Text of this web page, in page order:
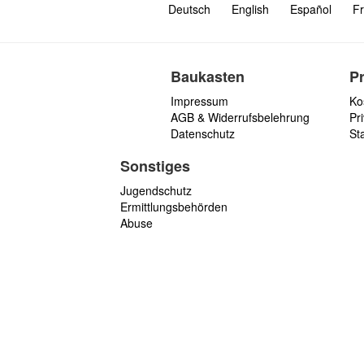
Deutsch English Español
Baukasten
Impressum
AGB & Widerrufsbelehrung
Datenschutz
Sonstiges
Jugendschutz
Ermittlungsbehörden
Abuse